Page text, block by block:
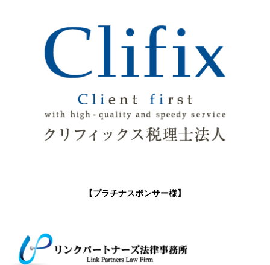
【プラチナスポンサー様】